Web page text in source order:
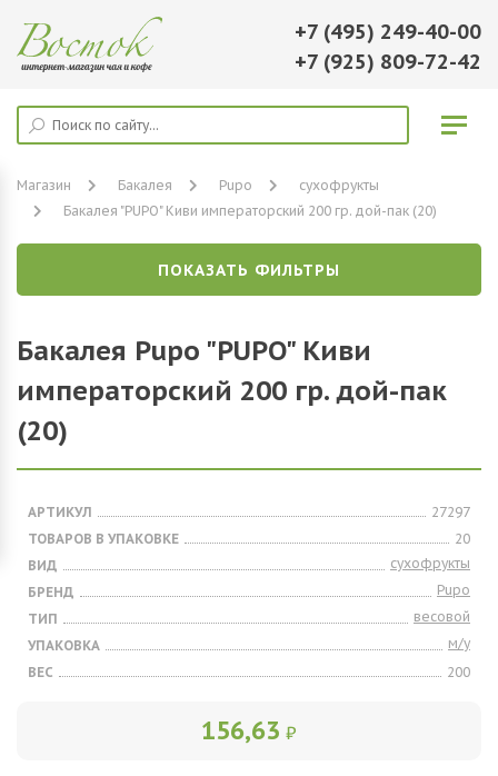
+7 (495) 249-40-00
+7 (925) 809-72-42
Магазин Бакалея Pupo
сухофрукты
Бакалея "PUPO" Киви императорский 200 гр. дой-пак (20)
ПОКАЗАТЬ ФИЛЬТРЫ
Бакалея Pupo "PUPO" Киви
императорский 200 гр. дой-пак
(20)
АРТИКУЛ
27297
ТОВАРОВ В УПАКОВКЕ
20
ВИД
сухофрукты
БРЕНД
Pupo
ТИП
весовой
УПАКОВКА
м/у
ВЕС
200
156,63 ₽